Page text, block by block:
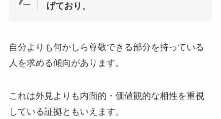
げており、
自分よりも何かしら尊敬できる部分を持っている
人を求める傾向があります。
これは外見よりも内面的・価値観的な相性を重視
している証拠ともいえます。